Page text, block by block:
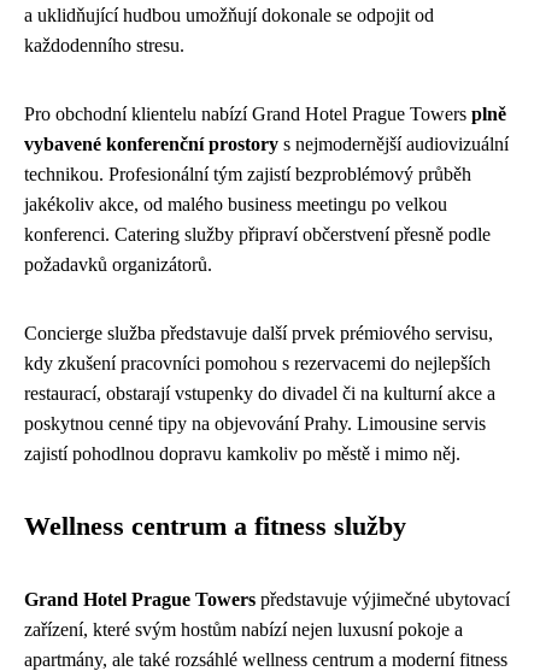
a uklidňující hudbou umožňují dokonale se odpojit od
každodenního stresu.
Pro obchodní klientelu nabízí Grand Hotel Prague Towers plně
vybavené konferenční prostory s nejmodernější audiovizuální
technikou. Profesionální tým zajistí bezproblémový průběh
jakékoliv akce, od malého business meetingu po velkou
konferenci. Catering služby připraví občerstvení přesně podle
požadavků organizátorů.
Concierge služba představuje další prvek prémiového servisu,
kdy zkušení pracovníci pomohou s rezervacemi do nejlepších
restaurací, obstarají vstupenky do divadel či na kulturní akce a
poskytnou cenné tipy na objevování Prahy. Limousine servis
zajistí pohodlnou dopravu kamkoliv po městě i mimo něj.
Wellness centrum a fitness služby
Grand Hotel Prague Towers představuje výjimečné ubytovací
zařízení, které svým hostům nabízí nejen luxusní pokoje a
apartmány, ale také rozsáhlé wellness centrum a moderní fitness